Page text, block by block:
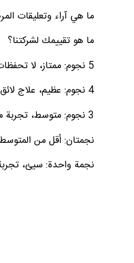
ما هي آراء وتعليقات
ما هو تقييمك لشركتنا؟
5 نجوم: ممتاز، لا تحفظات، أود أن أوصي هذه الشركة إلى أي شخص آخر.
4 نجوم: عظيم، علاج لائق ومعاملة جيدة.
3 نجوم: متوسط، تجربة مقبولة مع بعض الملاحظات.
نجمتان: أقل من
نجمة واحدة: سيئ،